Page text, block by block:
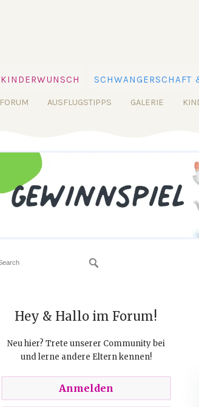
KINDERWUNSCH SCHWANGERSCHAFT
FORUM AUSFLUGSTIPPS GALERIE
Hey & Hallo im Forum!
Neu hier? Trete unserer Community bei
und lerne andere Eltern kennen!
Anmelden